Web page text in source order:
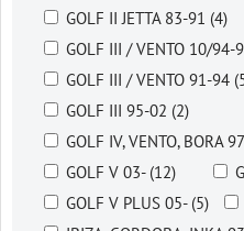
GOLF II JETTA 83-91 (4)
GOLF III / VENTO 10/94-
GOLF III / VENTO 91-94
GOLF III 95-02 (2)
GOLF IV, VENTO, BORA
GOLF V 03- (12)
GOLF V PLUS 05- (5)